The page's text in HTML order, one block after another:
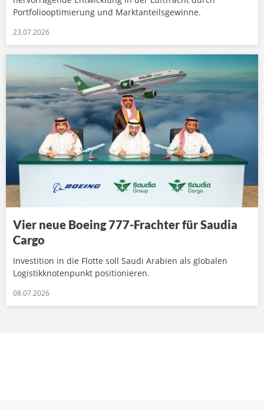
Portfoliooptimierung und Marktanteilsgewinne.
23.07.2026
Vier neue Boeing 777-Frachter für Saudia
Cargo
Investition in die Flotte soll Saudi Arabien als globalen
Logistikknotenpunkt positionieren.
08.07.2026